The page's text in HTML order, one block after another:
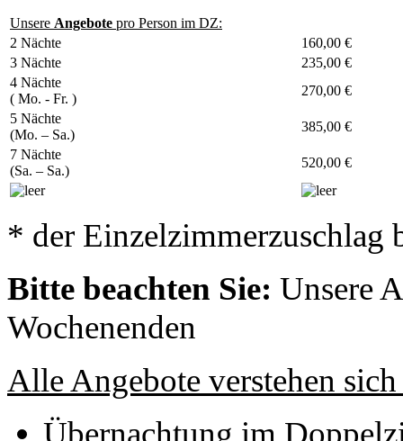
Unsere Angebote pro Person im DZ:
2 Nächte
160,00 €
3 Nächte
235,00 €
4 Nächte
( Mo. - Fr. )
270,00 €
5 Nächte
(Mo. – Sa.)
385,00 €
7 Nächte
(Sa. – Sa.)
520,00 €
* der Einzelzimmerzuschlag
Bitte beachten Sie: Unsere
Wochenenden
Alle Angebote verstehen
Übernachtung im